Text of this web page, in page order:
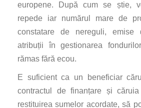
europene. După cum se știe,
repede iar numărul mare de
constatare de nereguli, emise
atribuții în gestionarea
rămas fără ecou.
E suficient ca un beneficiar
contractul de finanțare și
restituirea sumelor acordate, să